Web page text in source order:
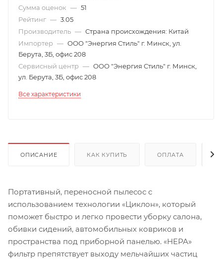
Сумма оценок — 51
Рейтинг — 3.05
Производитель — Страна происхождения: Китай
Импортер — ООО "Энергия Стиль" г. Минск, ул.
Берута, 3Б, офис 208
Сервисный центр — ООО "Энергия Стиль" г. Минск,
ул. Берута, 3Б, офис 208
Все характеристики
ОПИСАНИЕ КАК КУПИТЬ ОПЛАТА
Портативный, переносной пылесос с
использованием технологии «Циклон», который
поможет быстро и легко провести уборку салона,
обивки сидений, автомобильных ковриков и
пространства под приборной панелью. «HEPA»
фильтр препятствует выходу мельчайших частиц